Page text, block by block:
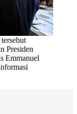
Presiden
Emmanuel